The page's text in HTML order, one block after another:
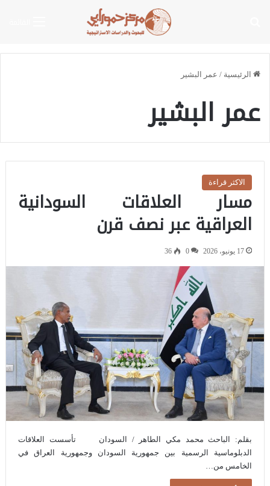
الرئيسية / عمر البشير
عمر البشير
الاكثر قراءة
مسار العلاقات السودانية
العراقية عبر نصف قرن
17 يونيو، 2026 0
36
بقلم: الباحث محمد مكي الطاهر / السودان تأسست العلاقات
الدبلوماسية الرسمية بين جمهورية السودان وجمهورية العراق في
الخامس من…